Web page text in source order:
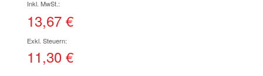
der
Bildgalerie
13,67 €
11,30 €